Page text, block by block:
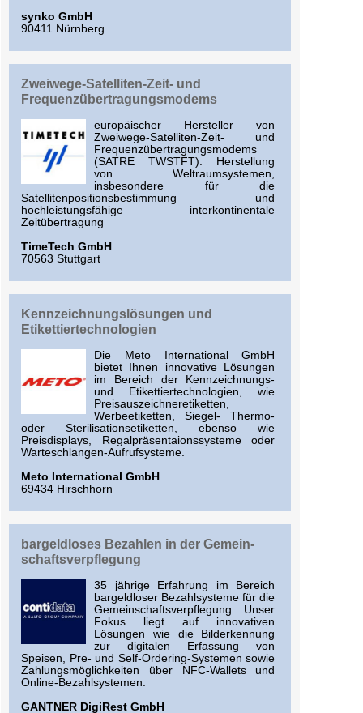
synko GmbH
90411 Nürnberg
Zweiwege-Satelliten-Zeit- und
Frequenzübertragungsmodems
europäischer Hersteller von
Zweiwege-Satelliten-Zeit- und
Frequenzübertragungsmodems
(SATRE TWSTFT). Herstellung
von Weltraumsystemen,
insbesondere für die
Satellitenpositionsbestimmung und
hochleistungsfähige interkontinentale
Zeitübertragung
TimeTech GmbH
70563 Stuttgart
Kennzeichnungslösungen und
Etikettiertechnologien
Die Meto International GmbH
bietet Ihnen innovative Lösungen
im Bereich der Kennzeichnungs-
und Etikettiertechnologien, wie
Preisauszeichneretiketten,
Werbeetiketten, Siegel- Thermo-
oder Sterilisationsetiketten, ebenso wie
Preisdisplays, Regalpräsentaionssysteme oder
Warteschlangen-Aufrufsysteme.
Meto International GmbH
69434 Hirschhorn
bargeld­loses Bezahlen in der Gemein­
schafts­verpflegung
35 jährige Erfahrung im Bereich
bargeldloser Bezahlsysteme für die
Gemeinschaftsverpflegung. Unser
Fokus liegt auf innovativen
Lösungen wie die Bilderkennung
zur digitalen Erfassung von
Speisen, Pre- und Self-Ordering-Systemen sowie
Zahlungsmöglichkeiten über NFC-Wallets und
Online-Bezahlsystemen.
GANTNER DigiRest GmbH